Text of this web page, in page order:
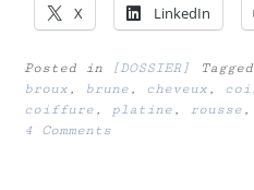
X LinkedIn
Posted in [DOSSIER] Tagged
broux , brune , cheveux ,
coiffure , platine , rousse ,
4 Comments